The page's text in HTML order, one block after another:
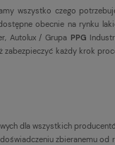
wszystko czego
obecnie na rynku
Autolux / Grupa PPG
każdy krok
dla wszystkich
zbieranemu